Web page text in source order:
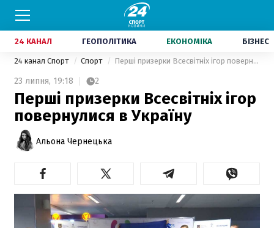
24 КАНАЛ ГЕОПОЛІТИКА ЕКОНОМІКА БІЗНЕС
24 канал Спорт Спорт Перші призерки Всесвітніх ігор повернулися в Україну
23 липня, 19:18 2
Перші призерки Всесвітніх ігор
повернулися в Україну
Альона Чернецька